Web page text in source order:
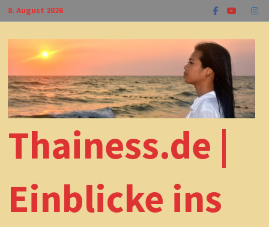
Zum
Inhalt
springen
8. August 2026
Thainess.de |
Einblicke ins